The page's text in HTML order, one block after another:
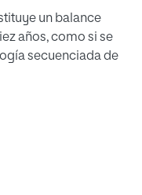
un balance
años, como si se
secuenciada de